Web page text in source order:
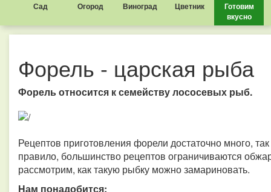
Сад Огород Виноград Цветник
Готовим
вкусно
Форель - царская рыба
Форель относится к семейству лососевых рыб.
Рецептов приготовления форели достаточно много,
правило, большинство рецептов ограничиваются
рассмотрим, как такую рыбку можно замариновать.
Нам понадобится: